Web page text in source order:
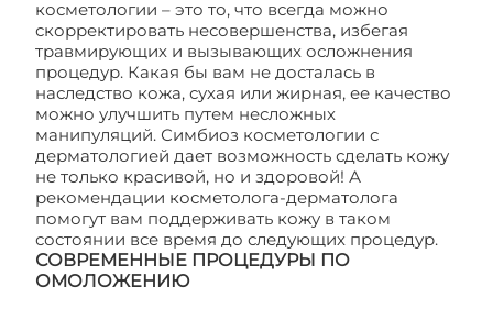
косметологии – это то, что всегда можно
скорректировать несовершенства, избегая
травмирующих и вызывающих осложнения
процедур. Какая бы вам не досталась в
наследство кожа, сухая или жирная, ее качество
можно улучшить путем несложных
манипуляций. Симбиоз косметологии с
дерматологией дает возможность сделать кожу
не только красивой, но и здоровой! А
рекомендации косметолога-дерматолога
помогут вам поддерживать кожу в таком
состоянии все время до следующих процедур.
СОВРЕМЕННЫЕ ПРОЦЕДУРЫ ПО
ОМОЛОЖЕНИЮ